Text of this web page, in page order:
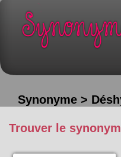
Synonyme >
Trouver le